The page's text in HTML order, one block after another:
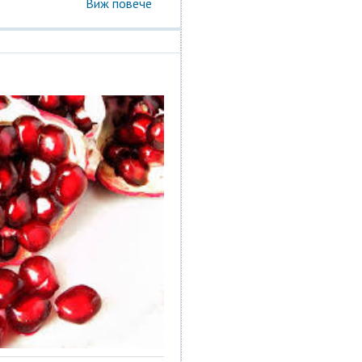
Виж повече